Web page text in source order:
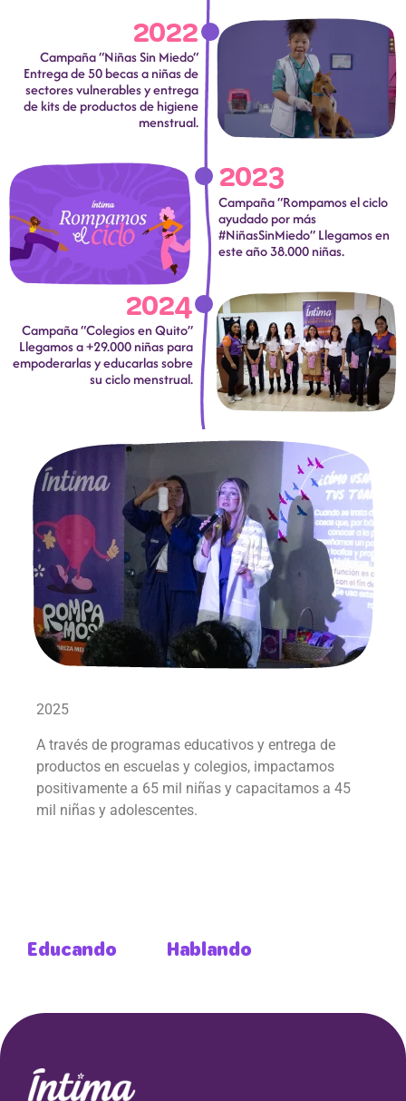
2022
Campaña “Niñas Sin Miedo“
Entrega de 50 becas a niñas de
sectores vulnerables y entrega
de kits de productos de higiene
menstrual.
2023
Campaña “Rompamos el ciclo
ayudado por más
#NiñasSinMiedo” Llegamos en
este año 38.000 niñas.
2024
Campaña “Colegios en Quito”
Llegamos a +29.000 niñas para
empoderarlas y educarlas sobre
su ciclo menstrual.
2025
A través de programas educativos y entrega de
productos en escuelas y colegios, impactamos
positivamente a 65 mil niñas y capacitamos a 45
mil niñas y adolescentes.
Educando Hablando